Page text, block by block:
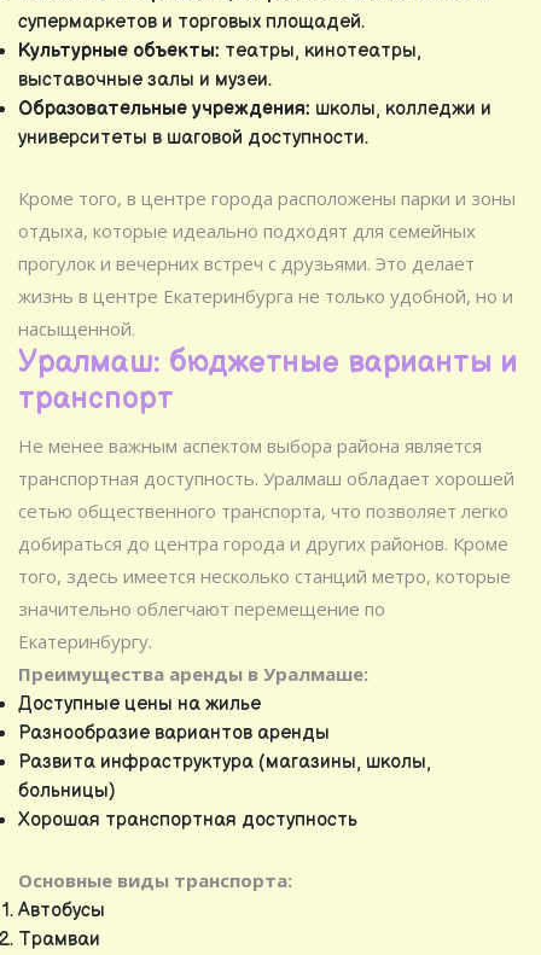
супермаркетов и торговых площадей.
Культурные объекты: театры, кинотеатры,
выставочные залы и музеи.
Образовательные учреждения: школы, колледжи и
университеты в шаговой доступности.
Кроме того, в центре города расположены парки и зоны
отдыха, которые идеально подходят для семейных
прогулок и вечерних встреч с друзьями. Это делает
жизнь в центре Екатеринбурга не только удобной, но и
насыщенной.
Уралмаш: бюджетные варианты и
транспорт
Не менее важным аспектом выбора района является
транспортная доступность. Уралмаш обладает хорошей
сетью общественного транспорта, что позволяет легко
добираться до центра города и других районов. Кроме
того, здесь имеется несколько станций метро, которые
значительно облегчают перемещение по
Екатеринбургу.
Преимущества аренды в Уралмаше:
Доступные цены на жилье
Разнообразие вариантов аренды
Развита инфраструктура (магазины, школы,
больницы)
Хорошая транспортная доступность
Основные виды транспорта:
Автобусы
Трамваи